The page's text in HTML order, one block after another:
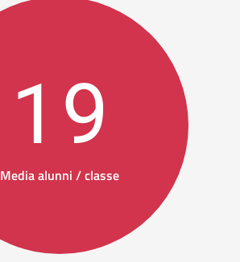
19
Media alunni / classe